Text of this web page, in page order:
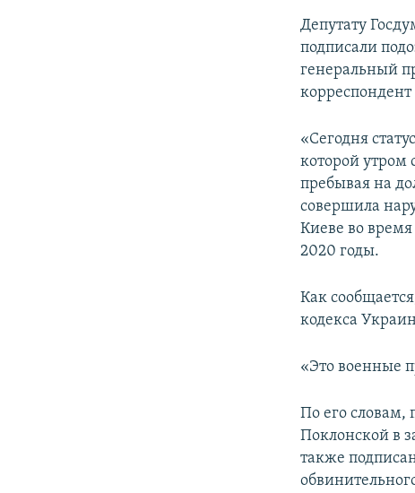
Депутату
подписали
генеральный
корреспондент
«Сегодня
которой утром
пребывая на
совершила
Киеве во
2020 годы.
Как
кодекса
«Это военные
По его словам,
Поклонской в
также